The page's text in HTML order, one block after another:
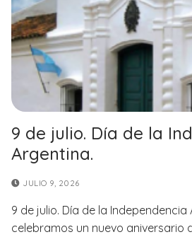
9 de julio. Día de la
Argentina.
JULIO 9, 2026
9 de julio. Día de la Independencia
celebramos un nuevo aniversario